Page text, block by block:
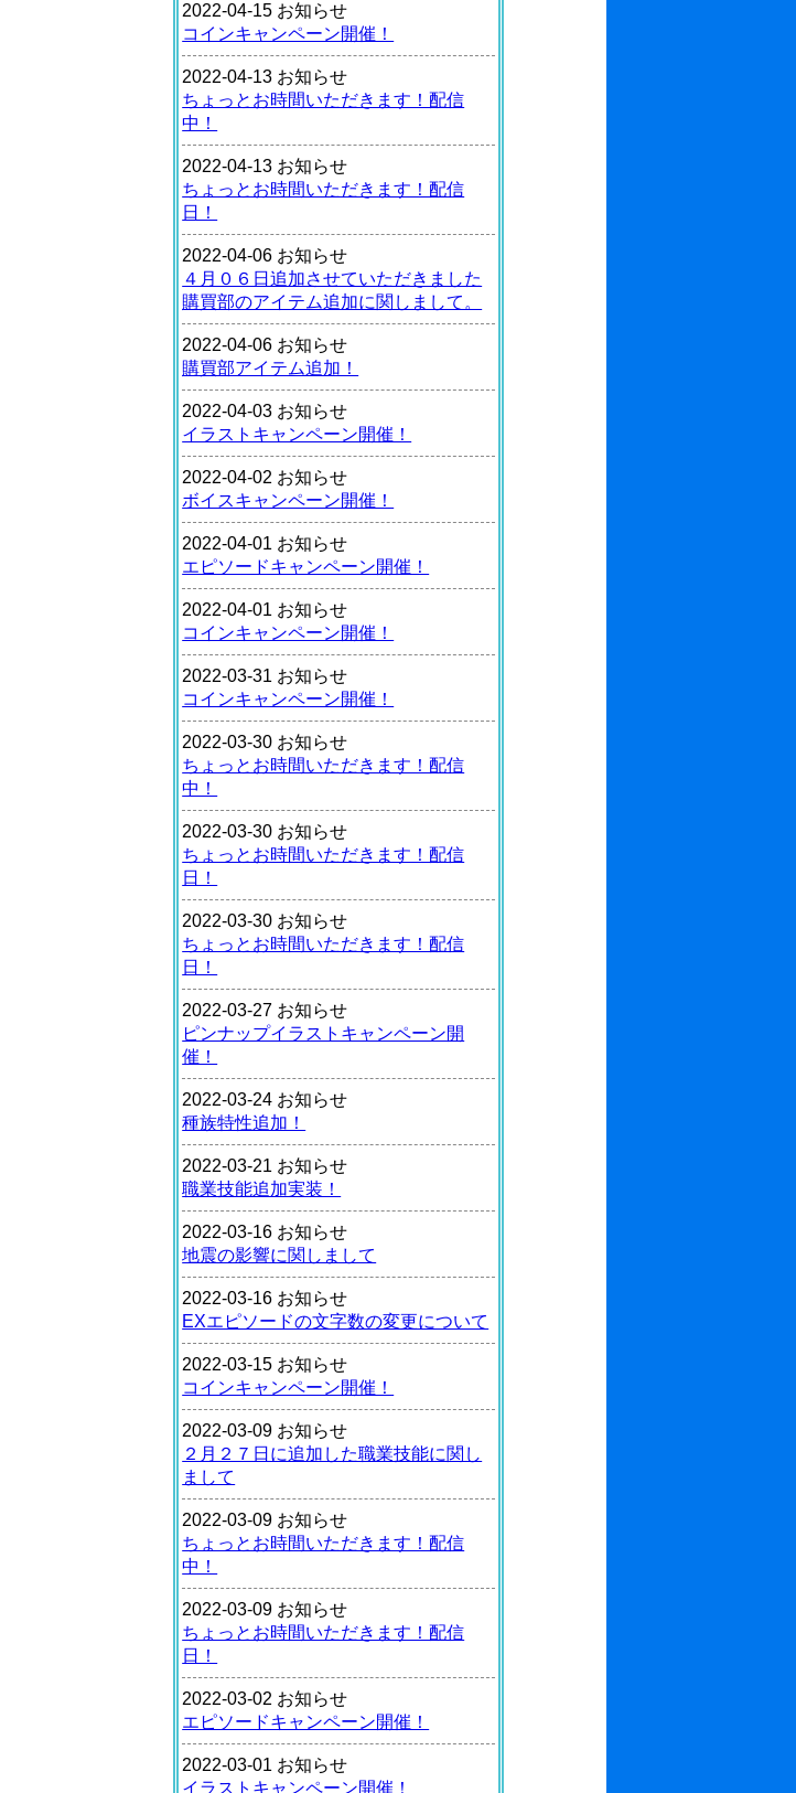
2022-04-15 お知らせ
コインキャンペーン開催！
2022-04-13 お知らせ
ちょっとお時間いただきます！配信
中！
2022-04-13 お知らせ
ちょっとお時間いただきます！配信
日！
2022-04-06 お知らせ
４月０６日追加させていただきました
購買部のアイテム追加に関しまして。
2022-04-06 お知らせ
購買部アイテム追加！
2022-04-03 お知らせ
イラストキャンペーン開催！
2022-04-02 お知らせ
ボイスキャンペーン開催！
2022-04-01 お知らせ
エピソードキャンペーン開催！
2022-04-01 お知らせ
コインキャンペーン開催！
2022-03-31 お知らせ
コインキャンペーン開催！
2022-03-30 お知らせ
ちょっとお時間いただきます！配信
中！
2022-03-30 お知らせ
ちょっとお時間いただきます！配信
日！
2022-03-30 お知らせ
ちょっとお時間いただきます！配信
日！
2022-03-27 お知らせ
ピンナップイラストキャンペーン開
催！
2022-03-24 お知らせ
種族特性追加！
2022-03-21 お知らせ
職業技能追加実装！
2022-03-16 お知らせ
地震の影響に関しまして
2022-03-16 お知らせ
EXエピソードの文字数の変更について
2022-03-15 お知らせ
コインキャンペーン開催！
2022-03-09 お知らせ
２月２７日に追加した職業技能に関し
まして
2022-03-09 お知らせ
ちょっとお時間いただきます！配信
中！
2022-03-09 お知らせ
ちょっとお時間いただきます！配信
日！
2022-03-02 お知らせ
エピソードキャンペーン開催！
2022-03-01 お知らせ
イラストキャンペーン開催！